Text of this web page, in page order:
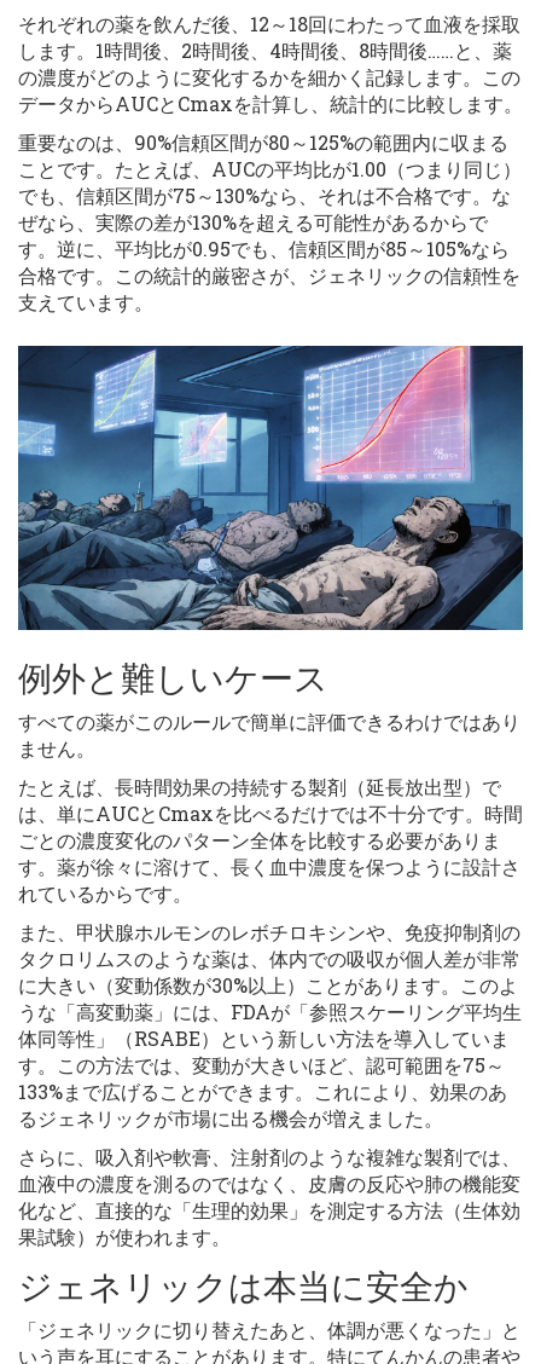
それぞれの薬を飲んだ後、12～18回にわたって血液を採取
します。1時間後、2時間後、4時間後、8時間後……と、薬
の濃度がどのように変化するかを細かく記録します。この
データからAUCとCmaxを計算し、統計的に比較します。
重要なのは、90%信頼区間が80～125%の範囲内に収まる
ことです。たとえば、AUCの平均比が1.00（つまり同じ）
でも、信頼区間が75～130%なら、それは不合格です。な
ぜなら、実際の差が130%を超える可能性があるからで
す。逆に、平均比が0.95でも、信頼区間が85～105%なら
合格です。この統計的厳密さが、ジェネリックの信頼性を
支えています。
例外と難しいケース
すべての薬がこのルールで簡単に評価できるわけではあり
ません。
たとえば、長時間効果の持続する製剤（延長放出型）で
は、単にAUCとCmaxを比べるだけでは不十分です。時間
ごとの濃度変化のパターン全体を比較する必要がありま
す。薬が徐々に溶けて、長く血中濃度を保つように設計さ
れているからです。
また、甲状腺ホルモンのレボチロキシンや、免疫抑制剤の
タクロリムスのような薬は、体内での吸収が個人差が非常
に大きい（変動係数が30%以上）ことがあります。このよ
うな「高変動薬」には、FDAが「参照スケーリング平均生
体同等性」（RSABE）という新しい方法を導入していま
す。この方法では、変動が大きいほど、認可範囲を75～
133%まで広げることができます。これにより、効果のあ
るジェネリックが市場に出る機会が増えました。
さらに、吸入剤や軟膏、注射剤のような複雑な製剤では、
血液中の濃度を測るのではなく、皮膚の反応や肺の機能変
化など、直接的な「生理的効果」を測定する方法（生体効
果試験）が使われます。
ジェネリックは本当に安全か
「ジェネリックに切り替えたあと、体調が悪くなった」と
いう声を耳にすることがあります。特にてんかんの患者や